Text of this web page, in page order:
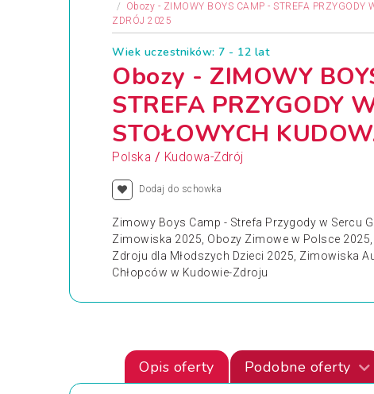
Obozy - ZIMOWY BOYS CAMP - STREFA PRZYGODY
ZDRÓJ 2025
Wiek uczestników: 7 - 12 lat
Obozy - ZIMOWY
STREFA PRZYGODY
STOŁOWYCH
Polska / Kudowa-Zdrój
Dodaj do schowka
Zimowy Boys Camp - Strefa Przygody w Sercu
Zimowiska 2025, Obozy Zimowe w Polsce
Zdroju dla Młodszych Dzieci 2025, Zimowiska
Chłopców w Kudowie-Zdroju
Opis oferty Podobne oferty